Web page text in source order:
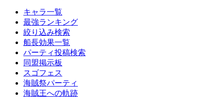
キャラ一覧
最強ランキング
絞り込み検索
船長効果一覧
パーティ投稿検索
同盟掲示板
スゴフェス
海賊祭パーティ
海賊王への軌跡